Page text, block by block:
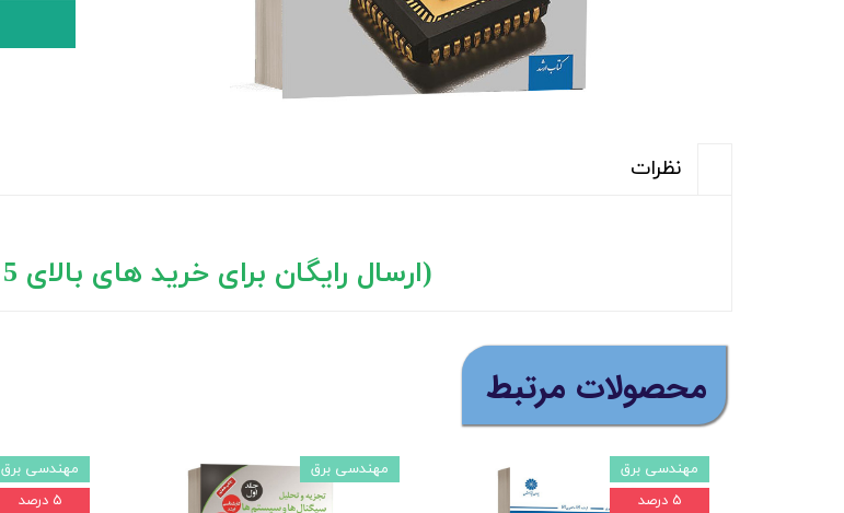
نظرات
(ارسال رایگان برای خرید های بالای 5 میلیون تومان)
​محصولات مرتبط
مهندسی برق
۵ درصد
مهندسی برق
مهندسی برق
۵ درصد